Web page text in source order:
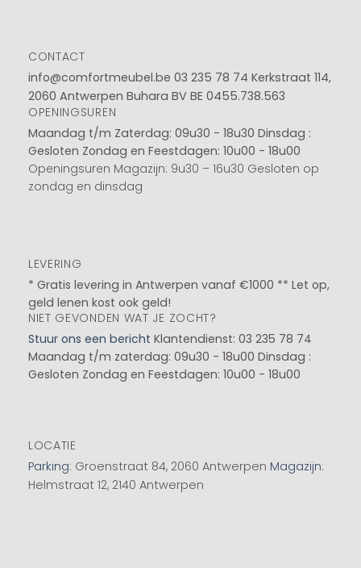
CONTACT
info@comfortmeubel.be 03 235 78 74 Kerkstraat 114,
2060 Antwerpen Buhara BV BE 0455.738.563
OPENINGSUREN
Maandag t/m Zaterdag: 09u30 - 18u30 Dinsdag :
Gesloten Zondag en Feestdagen: 10u00 - 18u00
Openingsuren Magazijn: 9u30 – 16u30 Gesloten op
zondag en dinsdag
LEVERING
* Gratis levering in Antwerpen vanaf €1000 ** Let op,
geld lenen kost ook geld!
NIET GEVONDEN WAT JE ZOCHT?
Stuur ons een bericht Klantendienst: 03 235 78 74
Maandag t/m zaterdag: 09u30 - 18u00 Dinsdag :
Gesloten Zondag en Feestdagen: 10u00 - 18u00
LOCATIE
Parking: Groenstraat 84, 2060 Antwerpen Magazijn:
Helmstraat 12, 2140 Antwerpen